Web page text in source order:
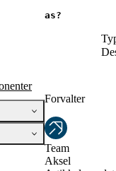
as?
Forvalter
Team
Aksel